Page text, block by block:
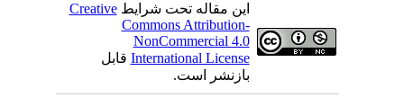
این مقاله تحت شرایطCreative
Commons Attribution-
NonCommercial 4.0
International Licenseقابل
بازنشر است.